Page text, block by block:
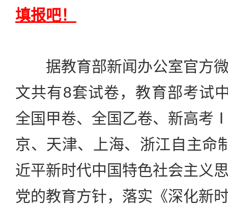
填报吧！
据教育部新闻办公室官方微
文共有8套试卷，教育部考试
全国甲卷、全国乙卷、新高
京、天津、上海、浙江自主命
近平新时代中国特色社会主义
党的教育方针，落实《深化新